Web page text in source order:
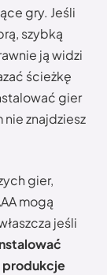
gry. Jeśli
szybką
ją widzi
ścieżkę
gier
znajdziesz
gier,
mogą
jeśli
produkcje